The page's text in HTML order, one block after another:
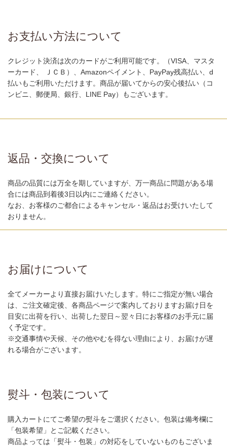
お支払い方法について
クレジット決済は次のカードがご利用可能です。（VISA、マスタ
ーカード、 ＪＣＢ）、Amazonペイメント、PayPay残高払い、d
払いもご利用いただけます。商品が届いてからの安心後払い（コ
ンビニ、郵便局、銀行、LINE Pay）もございます。
返品・交換について
商品の品質には万全を期していますが、万一商品に問題がある場
合には商品到着後3日以内にご連絡ください。
なお、お客様のご都合によるキャンセル・返品はお受けいたして
おりません。
お届けについて
全てメーカーより直接お届けいたします。特にご指定が無い場合
は、ご注文確定後、各商品ページで案内しておりますお届け日を
目安に出荷を行い、出荷した翌日～翌々日にお客様のお手元に届
く予定です。
※交通事情や天候、その他やむを得ない理由により、お届けが遅
れる場合がございます。
熨斗・包装について
購入カートにてご希望の熨斗をご選択ください。包装は備考欄に
「包装希望」とご記載ください。
商品よっては「熨斗・包装」の対応をしていないものもございま